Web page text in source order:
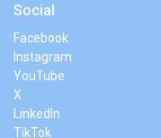
Social
Facebook
Instagram
YouTube
X
LinkedIn
TikTok